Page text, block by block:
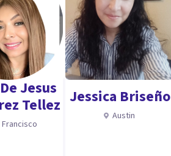
Jesus
Tellez
Francisco
Jessica Briseño
Austin